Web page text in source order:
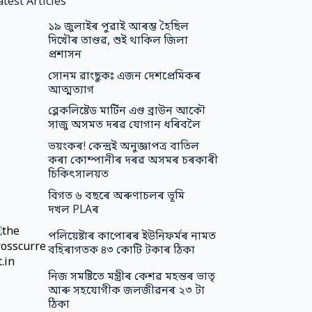
১৯ জুলাইৰ পুৱাই আৰম্ভ হৈছিল
দিখৌৰ তাণ্ডৱ, শুই থাকিল জিলা
প্ৰশাসন
সোনম ৱাংছুকঃ এজন দেশপ্ৰেমিকৰ
আত্মত্যাগ
ব্লেকলিষ্টেড মাৰ্টিন এণ্ড ব্ৰাউন আকৌ
সাজু অসমত দৰৱ যোগান ধৰিবলৈ
ভয়ংকৰ! কেন্দ্ৰই অনুজ্ঞাপত্ৰ বাতিল
কৰা কোম্পানীৰ দৰৱ অসমৰ চৰকাৰী
চিকিৎসালয়ত
বিগত ৬ বছৰে অৰুণাচলৰ ভূমি
দখল PLAৰ
পলিয়েষ্টাৰ কাপোৰৰ ইউনিফর্মৰ নামত
বহিৰাগতক ৪৩ কোটি টকাৰ ঠিকা
নিজ সমষ্টিতে মন্ত্ৰীৰ কেশৱ মহন্তৰ ভাতৃ
আৰু সহযোগীক জলজীৱনৰ ২৩ টা
ঠিকা